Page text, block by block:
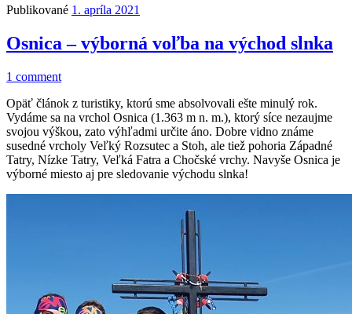
Publikované 1. apríla 2021
Osnica – výborná voľba na východ slnka
1 comment
Opäť článok z turistiky, ktorú sme absolvovali ešte minulý rok.
Vydáme sa na vrchol Osnica (1.363 m n. m.), ktorý síce nezaujme
svojou výškou, zato výhľadmi určite áno. Dobre vidno známe
susedné vrcholy Veľký Rozsutec a Stoh, ale tiež pohoria Západné
Tatry, Nízke Tatry, Veľká Fatra a Chočské vrchy. Navyše Osnica je
výborné miesto aj pre sledovanie východu slnka!